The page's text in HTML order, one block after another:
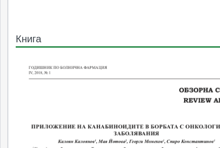
Книга